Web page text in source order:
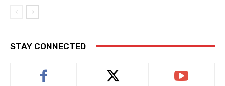
STAY CONNECTED